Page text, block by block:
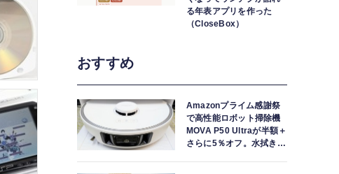
る年表アプリを作った
（CloseBox）
おすすめ
Amazonプライム感謝祭
で高性能ロボット掃除機
MOVA P50 Ultraが半額＋
さらに5％オフ。水拭きモ